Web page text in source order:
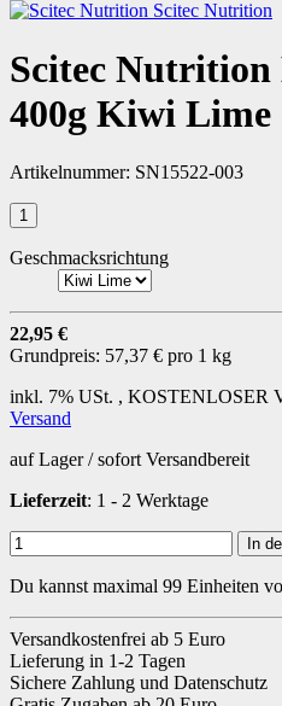
Scitec Nutrition
Scitec Nutrition
400g Kiwi Lime
Artikelnummer: SN15522-003
Geschmacksrichtung
22,95 €
Grundpreis: 57,37 € pro 1 kg
inkl. 7% USt. , KOSTENLOSER
Versand
auf Lager / sofort Versandbereit
Lieferzeit: 1 - 2 Werktage
In
Du kannst maximal 99 Einheiten
Versandkostenfrei ab 5 Euro
Lieferung in 1-2 Tagen
Sichere Zahlung und Datenschutz